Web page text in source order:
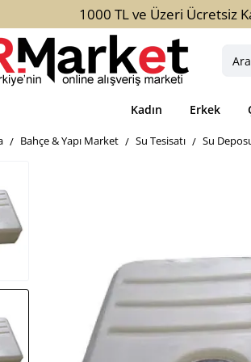
1000 TL ve Üzeri Ücretsiz
Kadın Erkek
homeBahçe & Yapı Market Su Tesisatı Su